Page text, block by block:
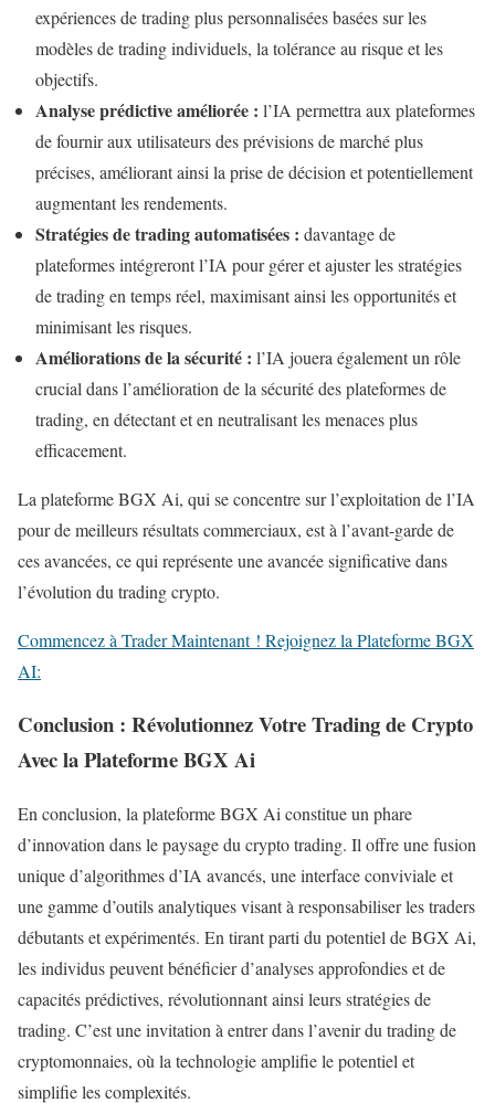
expériences de trading plus personnalisées basées sur les
modèles de trading individuels, la tolérance au risque et les
objectifs.
Analyse prédictive améliorée : l’IA permettra aux plateformes
de fournir aux utilisateurs des prévisions de marché plus
précises, améliorant ainsi la prise de décision et potentiellement
augmentant les rendements.
Stratégies de trading automatisées : davantage de
plateformes intégreront l’IA pour gérer et ajuster les stratégies
de trading en temps réel, maximisant ainsi les opportunités et
minimisant les risques.
Améliorations de la sécurité : l’IA jouera également un rôle
crucial dans l’amélioration de la sécurité des plateformes de
trading, en détectant et en neutralisant les menaces plus
efficacement.
La plateforme BGX Ai, qui se concentre sur l’exploitation de l’IA
pour de meilleurs résultats commerciaux, est à l’avant-garde de
ces avancées, ce qui représente une avancée significative dans
l’évolution du trading crypto.
Commencez à Trader Maintenant ! Rejoignez la Plateforme BGX
AI:
Conclusion : Révolutionnez Votre Trading de Crypto
Avec la Plateforme BGX Ai
En conclusion, la plateforme BGX Ai constitue un phare
d’innovation dans le paysage du crypto trading. Il offre une fusion
unique d’algorithmes d’IA avancés, une interface conviviale et
une gamme d’outils analytiques visant à responsabiliser les traders
débutants et expérimentés. En tirant parti du potentiel de BGX Ai,
les individus peuvent bénéficier d’analyses approfondies et de
capacités prédictives, révolutionnant ainsi leurs stratégies de
trading. C’est une invitation à entrer dans l’avenir du trading de
cryptomonnaies, où la technologie amplifie le potentiel et
simplifie les complexités.